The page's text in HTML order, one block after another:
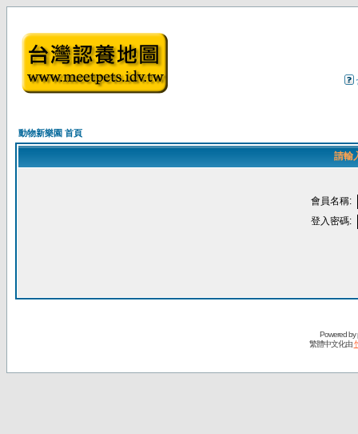
動物新樂園 首頁
請輸
會員名稱:
登入密碼:
Powered by
繁體中文化由